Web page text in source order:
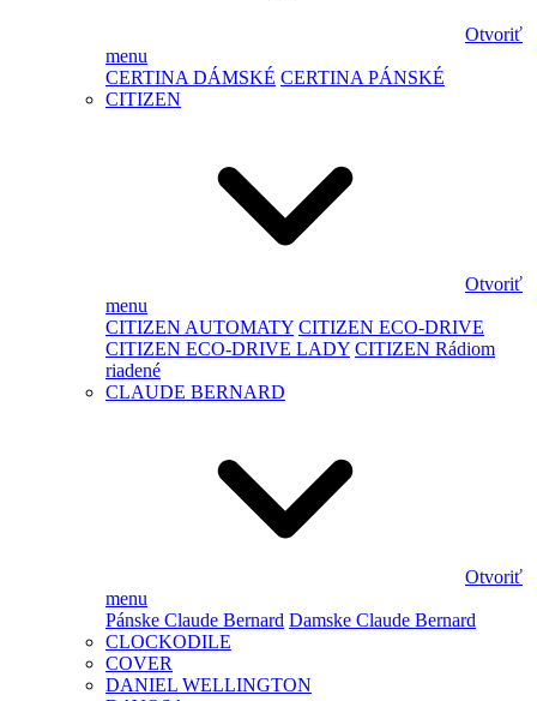
Otvoriť
menu
CERTINA DÁMSKÉ CERTINA PÁNSKÉ
CITIZEN
Otvoriť
menu
CITIZEN AUTOMATY CITIZEN ECO-DRIVE
CITIZEN ECO-DRIVE LADY CITIZEN Rádiom
riadené
CLAUDE BERNARD
Otvoriť
menu
Pánske Claude Bernard Damske Claude Bernard
CLOCKODILE
COVER
DANIEL WELLINGTON